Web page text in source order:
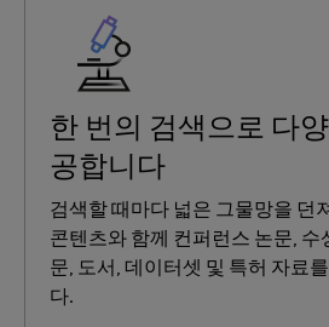
한 번의 검색으로 다
공합니다
검색할 때마다 넓은 그물망을 던
콘텐츠와 함께 컨퍼런스 논문, 수
문, 도서, 데이터셋 및 특허 자료
다.